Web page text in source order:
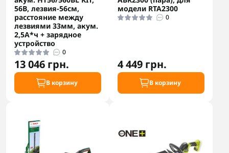
56В, лезвия-56см,
расстояние между
лезвиями 33мм, акум.
2,5А*ч + зарядное
устройство
0
13 046 грн.
В корзину
модели RTA2300
0
4 449 грн.
В корзину